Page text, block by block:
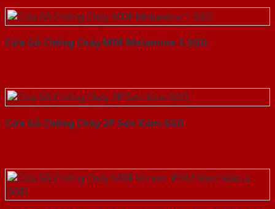
Cửa Gỗ Chống Cháy MDF Melamine 1-SGD
Cửa Gỗ Chống Cháy 2P Sơn Xám-SGD